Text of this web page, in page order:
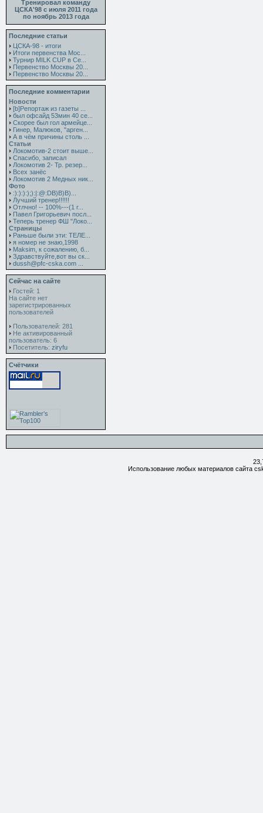
Тренировал команду
ЦСКА'98 с июля 2011 года
по ноябрь 2013 года
Последние статьи
ЦСКА-98 - итоги
Итоги первенства Мос...
Турнир MILK CUP в Се...
Первенство Москвы 20...
Первенство Москвы 20...
Последние комментарии
Новости
[b]Репортаж из газеты ...
был офсайд 53мин 40 се...
Скорее был гол армейце...
Гинер, Малюков, "арген...
А в чём причины столь ...
Статьи
Локомотив-2 стоит выше...
Спасибо, записал
Локомотив 2- Тр. резер...
Всех занёс
Локомотив 2 Медных ник...
Фото
:):):):);):|:@:DB)B)B)...
Лучший тренер!!!!!!
Отлчно! -- 100%---(1 г...
Павел Григорьевич посл...
Теперь тренер ФШ "Локо...
Страницы
Раньше были эти: ТЕЛЕ...
я номер не знаю,1998
Maksim, к сожалению, б...
Здравствуйте,вот вы ск...
dussh@pfc-cska.com ...
Сейчас на сайте
Гостей: 1
На сайте нет
зарегистрированных
пользователей
Пользователей: 281
Не активированный
пользователь: 6
Посетитель: ziryfu
Счётчики
Использование любых материалов сайта